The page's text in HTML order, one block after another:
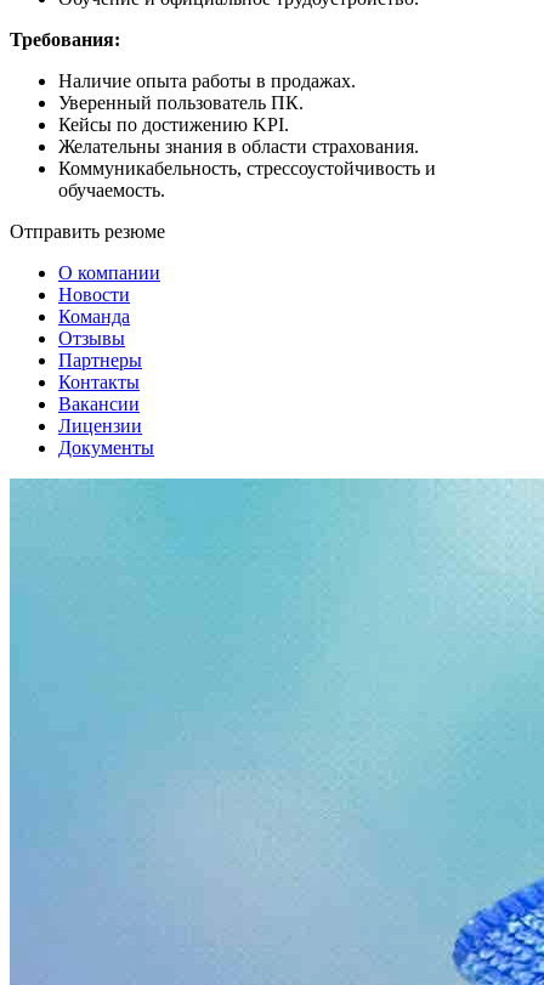
Требования:
Наличие опыта работы в продажах.
Уверенный пользователь ПК.
Кейсы по достижению KPI.
Желательны знания в области страхования.
Коммуникабельность, стрессоустойчивость и
обучаемость.
Отправить резюме
О компании
Новости
Команда
Отзывы
Партнеры
Контакты
Вакансии
Лицензии
Документы